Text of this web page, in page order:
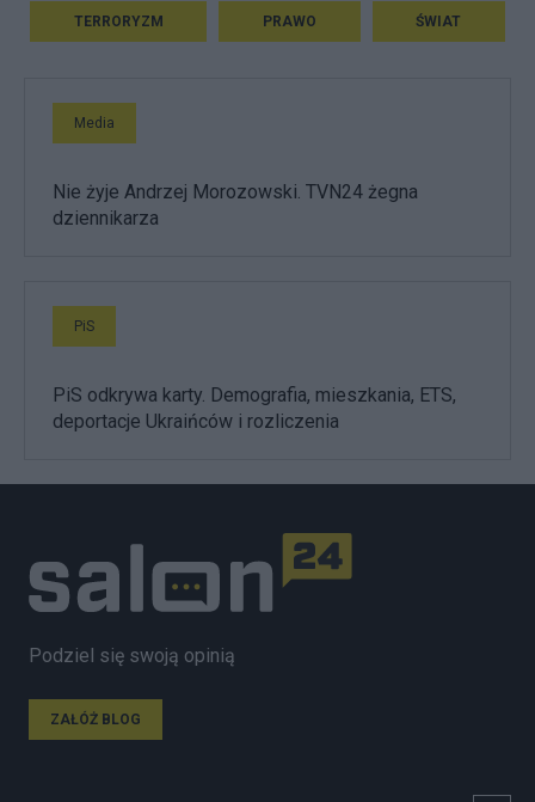
TERRORYZM PRAWO ŚWIAT
Media
Nie żyje Andrzej Morozowski. TVN24 żegna
dziennikarza
PiS
PiS odkrywa karty. Demografia, mieszkania, ETS,
deportacje Ukraińców i rozliczenia
Podziel się swoją opinią
ZAŁÓŻ BLOG